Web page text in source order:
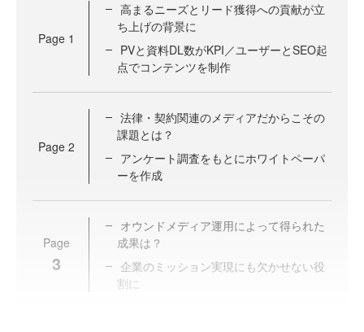
Page 1
高まるニーズとリード獲得への貢献が立
ち上げの背景に
PVと資料DL数がKPI／ユーザーとSEO起
点でコンテンツを制作
Page 2
法律・契約関連のメディアだからこその
課題とは？
アンケート調査をもとにホワイトペーパ
ーを作成
Page
3
オウンドメディア運用によって得られた
成果は？
企業のミッション実現にも欠かせない役
割に